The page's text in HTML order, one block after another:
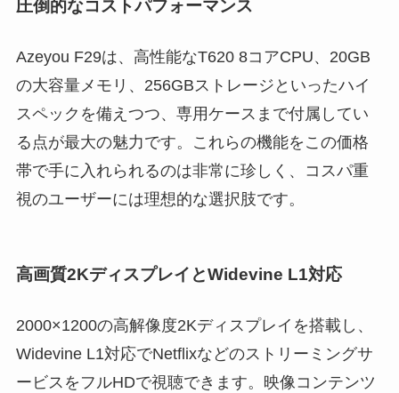
圧倒的なコストパフォーマンス
Azeyou F29は、高性能なT620 8コアCPU、20GB
の大容量メモリ、256GBストレージといったハイ
スペックを備えつつ、専用ケースまで付属してい
る点が最大の魅力です。これらの機能をこの価格
帯で手に入れられるのは非常に珍しく、コスパ重
視のユーザーには理想的な選択肢です。
高画質2KディスプレイとWidevine L1対応
2000×1200の高解像度2Kディスプレイを搭載し、
Widevine L1対応でNetflixなどのストリーミングサ
ービスをフルHDで視聴できます。映像コンテンツ